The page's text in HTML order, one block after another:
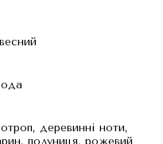
деревинні ноти,
полуниця, рожевий